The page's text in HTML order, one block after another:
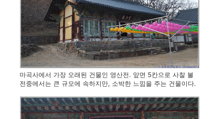
마곡사에서 가장 오래된 건물인 영산전. 앞면 5칸으로 사찰 불
전중에서는 큰 규모에 속하지만, 소박한 느낌을 주는 건물이다.